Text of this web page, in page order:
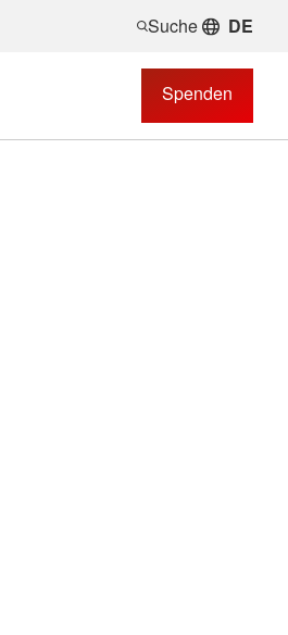
Suche DE
Spenden